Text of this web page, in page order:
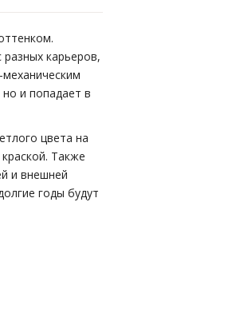
карьеров,
и попадает в
цвета на
Также
и внешней
годы будут